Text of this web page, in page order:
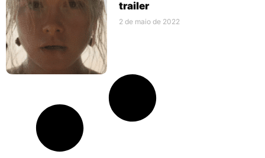
trailer
2 de maio de 2022